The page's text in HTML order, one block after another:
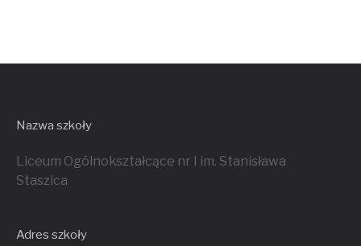
Nazwa szkoły
Liceum Ogólnokształcące nr I im. Stanisława
Staszica
Adres szkoły